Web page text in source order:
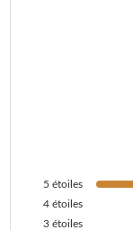
5 étoiles
4 étoiles
3 étoiles